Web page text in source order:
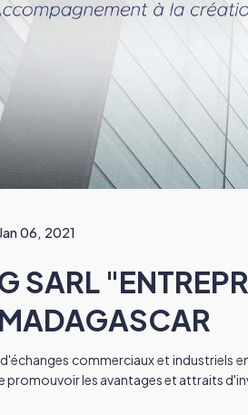
Jan 06, 2021
SARL
commerciaux et industriels
promouvoir les avantages et attraits